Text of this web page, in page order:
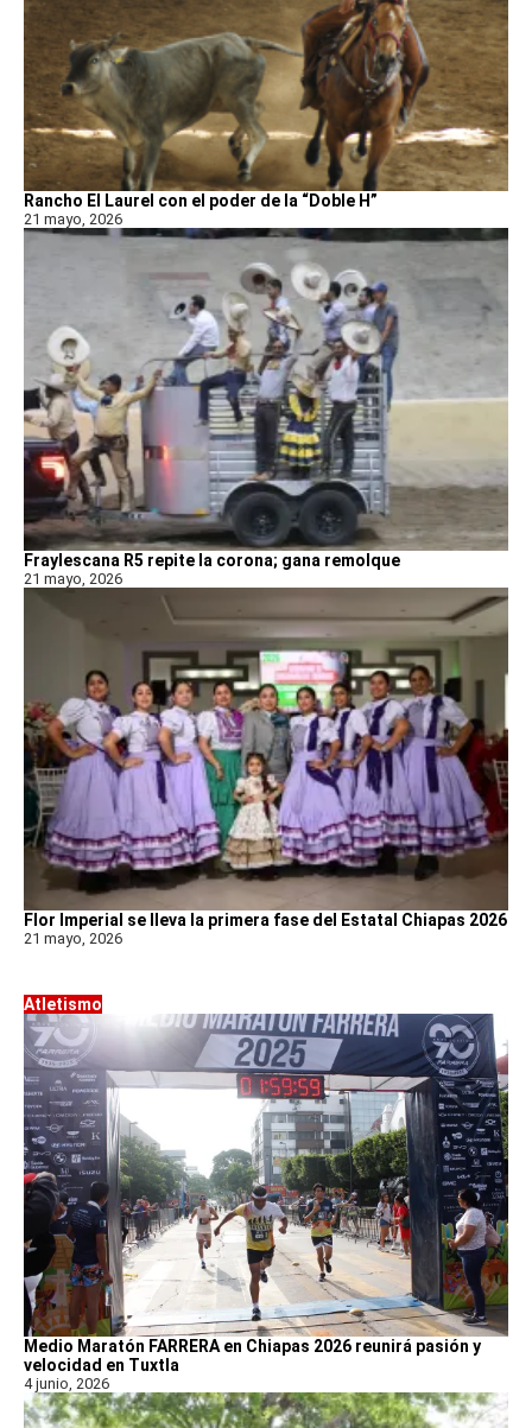
Rancho El Laurel con el poder de la “Doble H”
21 mayo, 2026
Fraylescana R5 repite la corona; gana remolque
21 mayo, 2026
Flor Imperial se lleva la primera fase del Estatal Chiapas 2026
21 mayo, 2026
Atletismo
Medio Maratón FARRERA en Chiapas 2026 reunirá pasión y
velocidad en Tuxtla
4 junio, 2026